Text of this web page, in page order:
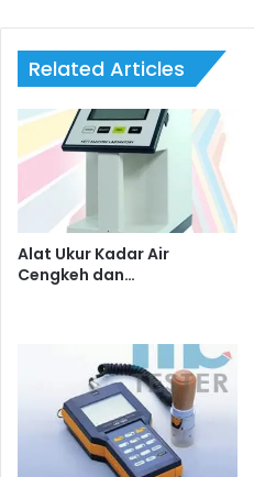
Related Articles
Alat Ukur Kadar Air
Cengkeh dan…